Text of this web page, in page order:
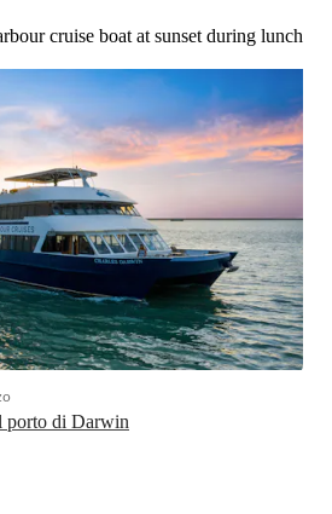
cruise boat at sunset during lunch
porto di Darwin